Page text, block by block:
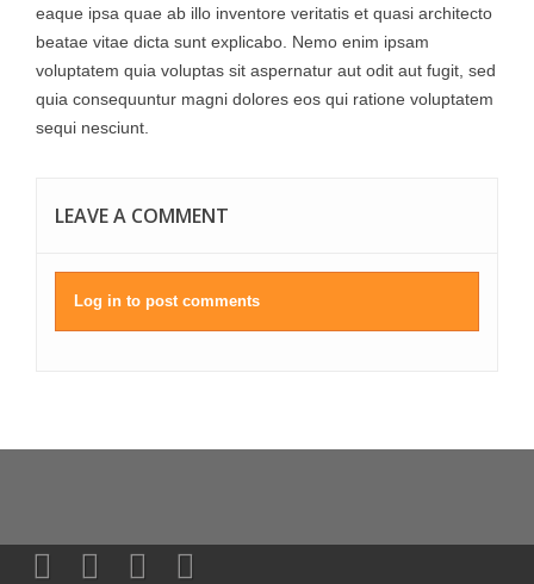
eaque ipsa quae ab illo inventore veritatis et quasi architecto
beatae vitae dicta sunt explicabo. Nemo enim ipsam
voluptatem quia voluptas sit aspernatur aut odit aut fugit, sed
quia consequuntur magni dolores eos qui ratione voluptatem
sequi nesciunt.
LEAVE A COMMENT
Log in to post comments